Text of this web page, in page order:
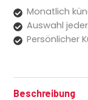
Monatlich
Auswahl
Persönlicher
Beschreibung